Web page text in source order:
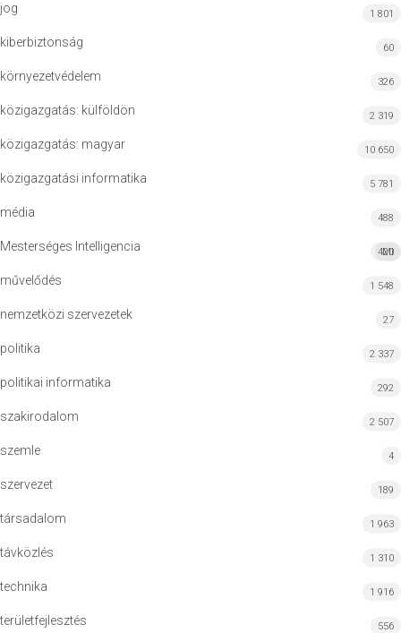
jog 1 801
kiberbiztonság 60
környezetvédelem 326
közigazgatás: külföldön 2 319
közigazgatás: magyar 10 650
közigazgatási informatika 5 781
média 488
Mesterséges Intelligencia MI
420
művelődés 1 548
nemzetközi szervezetek 27
politika 2 337
politikai informatika 292
szakirodalom 2 507
szemle 4
szervezet 189
társadalom 1 963
távközlés 1 310
technika 1 916
területfejlesztés 556